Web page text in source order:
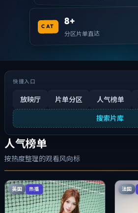
CAT 8+
分区片单直达
快捷入口
放映厅 片单分区 人气榜单
搜索片库
人气榜单
按热度整理的观看风向标
英国 热播 法国